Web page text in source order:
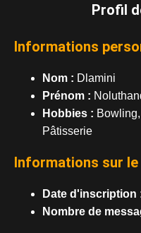
Profil
Informations
Nom : Dlamini
Prénom :
Hobbies :
Pâtisserie
Informations sur
Date d'inscription
Nombre de